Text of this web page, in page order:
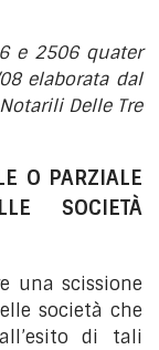
e 2506 quater
elaborata dal
Delle Tre
O PARZIALE
SOCIETÀ
una scissione
società che
di tali